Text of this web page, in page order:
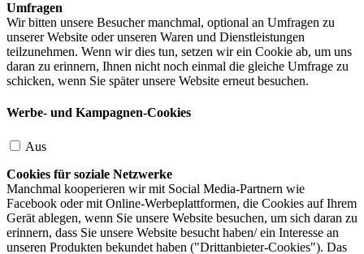
Umfragen
Wir bitten unsere Besucher manchmal, optional an Umfragen zu
unserer Website oder unseren Waren und Dienstleistungen
teilzunehmen. Wenn wir dies tun, setzen wir ein Cookie ab, um uns
daran zu erinnern, Ihnen nicht noch einmal die gleiche Umfrage zu
schicken, wenn Sie später unsere Website erneut besuchen.
Werbe- und Kampagnen-Cookies
Aus
Cookies für soziale Netzwerke
Manchmal kooperieren wir mit Social Media-Partnern wie
Facebook oder mit Online-Werbeplattformen, die Cookies auf Ihrem
Gerät ablegen, wenn Sie unsere Website besuchen, um sich daran zu
erinnern, dass Sie unsere Website besucht haben/ ein Interesse an
unseren Produkten bekundet haben ("Drittanbieter-Cookies"). Das